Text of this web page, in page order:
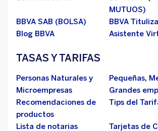
MUTUOS)
BBVA SAB (BOLSA)
BBVA
Blog BBVA
Asistente
TASAS Y TARIFAS
Personas Naturales y
Microempresas
Pequeñas,
Grandes
Recomendaciones de
productos
Tips del
Lista de notarias
Tarjetas de